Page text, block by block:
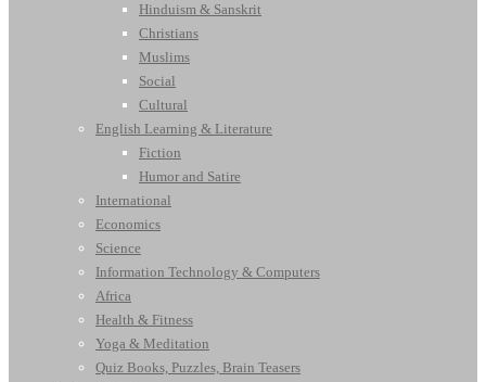
Hinduism & Sanskrit
Christians
Muslims
Social
Cultural
English Learning & Literature
Fiction
Humor and Satire
International
Economics
Science
Information Technology & Computers
Africa
Health & Fitness
Yoga & Meditation
Quiz Books, Puzzles, Brain Teasers